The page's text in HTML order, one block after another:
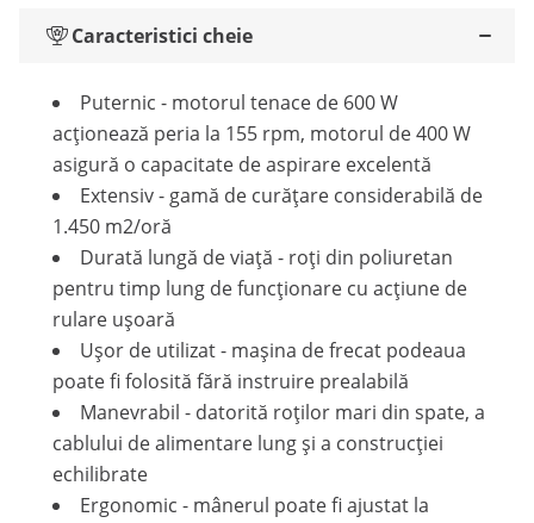
Caracteristici cheie
Puternic - motorul tenace de 600 W
acționează peria la 155 rpm, motorul de 400 W
asigură o capacitate de aspirare excelentă
Extensiv - gamă de curățare considerabilă de
1.450 m2/oră
Durată lungă de viață - roți din poliuretan
pentru timp lung de funcționare cu acțiune de
rulare ușoară
Ușor de utilizat - mașina de frecat podeaua
poate fi folosită fără instruire prealabilă
Manevrabil - datorită roților mari din spate, a
cablului de alimentare lung și a construcției
echilibrate
Ergonomic - mânerul poate fi ajustat la